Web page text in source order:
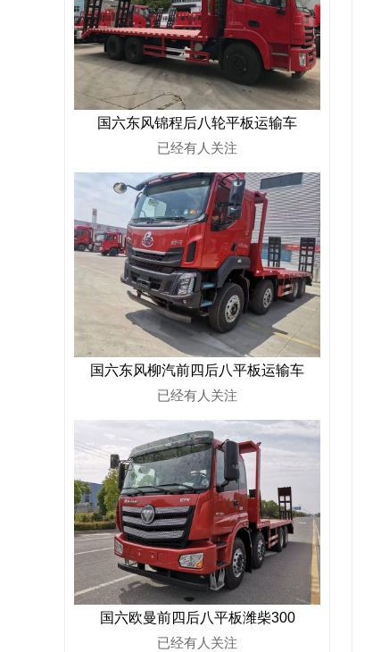
国六东风锦程后八轮平板运输车
已经有人关注
国六东风柳汽前四后八平板运输车
已经有人关注
国六欧曼前四后八平板潍柴300
已经有人关注